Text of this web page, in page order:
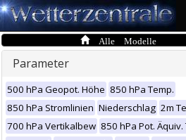
Alle Modelle
Parameter
500 hPa Geopot. Höhe 850 hPa Temp.
850 hPa Stromlinien Niederschlag 2m
700 hPa Vertikalbew 850 hPa Pot. Äquiv.